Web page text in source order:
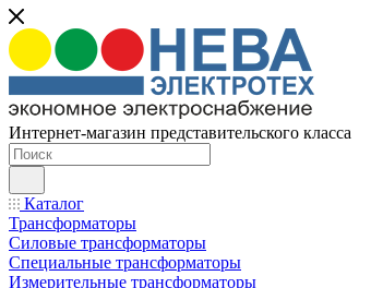
Интернет-магазин представительского класса
Каталог
Трансформаторы
Силовые трансформаторы
Специальные трансформаторы
Измерительные трансформаторы